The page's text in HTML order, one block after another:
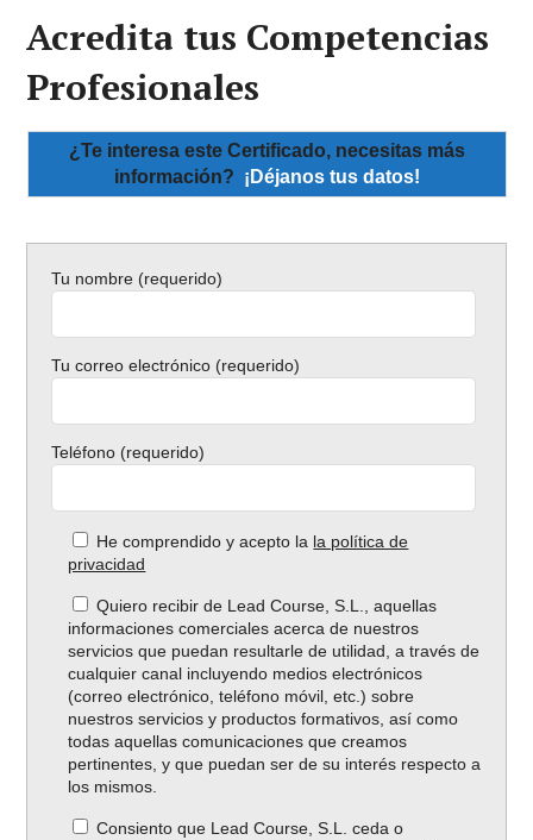
Acredita tus Competencias
Profesionales
¿Te interesa este Certificado, necesitas más
información? ¡Déjanos tus datos!
Tu nombre (requerido)
Tu correo electrónico (requerido)
Teléfono (requerido)
He comprendido y acepto la la política de
privacidad
Quiero recibir de Lead Course, S.L., aquellas
informaciones comerciales acerca de nuestros
servicios que puedan resultarle de utilidad, a través de
cualquier canal incluyendo medios electrónicos
(correo electrónico, teléfono móvil, etc.) sobre
nuestros servicios y productos formativos, así como
todas aquellas comunicaciones que creamos
pertinentes, y que puedan ser de su interés respecto a
los mismos.
Consiento que Lead Course, S.L. ceda o